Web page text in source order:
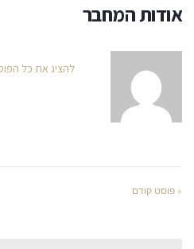
אודות המחבר
להציג את כל
« פוסט קודם